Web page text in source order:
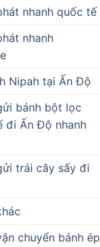
nhanh quốc tế
nhanh
Nipah tại Ấn Độ
bánh bột lọc
đi Ấn Độ nhanh
trái cây sấy đi
chuyển bánh ép